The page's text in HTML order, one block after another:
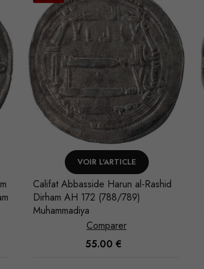
VOIR L'ARTICLE
Califat Abbasside Harun al-Rashid
Dirham AH 189 (804/805) Madinat
al-Salam
Comparer
45.00€